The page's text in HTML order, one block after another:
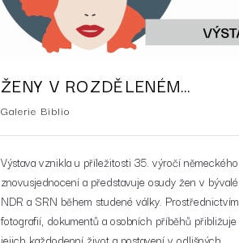
ŽENY V ROZDĚLENÉM
NĚMECKU
Galerie Biblio
Výstava vznikla u příležitosti 35. výročí německého
znovusjednocení a představuje osudy žen v bývalé
NDR a SRN během studené války. Prostřednictvím
fotografií, dokumentů a osobních příběhů přibližuje